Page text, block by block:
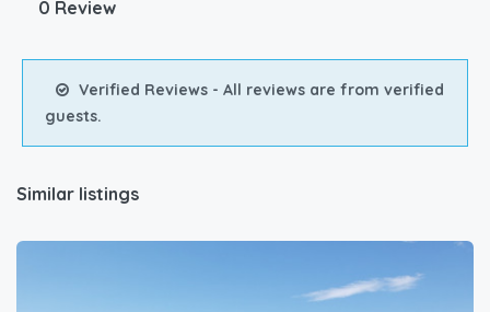
0 Review
Verified Reviews - All reviews are from verified
guests.
Similar listings